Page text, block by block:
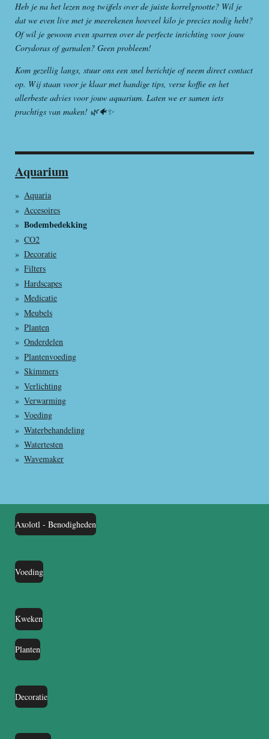
Heb je na het lezen nog twijfels over de juiste korrelgrootte? Wil je
dat we even live met je meerekenen hoeveel kilo je precies nodig hebt?
Of wil je gewoon even sparren over de perfecte inrichting voor jouw
Corydoras of garnalen? Geen probleem!
Kom gezellig langs, stuur ons een snel berichtje of neem direct contact
op. Wij staan voor je klaar met handige tips, verse koffie en het
allerbeste advies voor jouw aquarium. Laten we er samen iets
prachtigs van maken! 🌿🐠✨
Aquarium
Aquaria
Accesoires
Bodembedekking
CO2
Decoratie
Filters
Hardscapes
Medicatie
Meubels
Planten
Onderdelen
Plantenvoeding
Skimmers
Verlichting
Verwarming
Voeding
Waterbehandeling
Watertesten
Wavemaker
Axolotl - Benodigheden
Voeding
Kweken
Planten
Decoratie